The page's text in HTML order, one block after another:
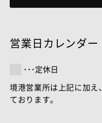
営業日カレンダー
定休日
境港営業所は上記に加
ております。